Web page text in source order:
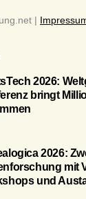
|
2026:
bringt
2026:
mit
und